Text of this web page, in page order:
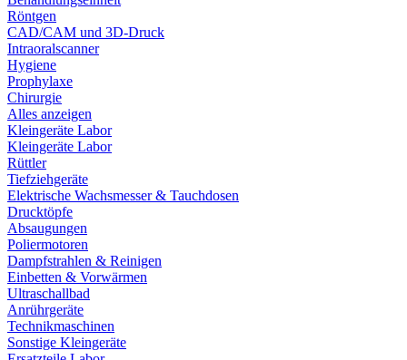
Röntgen
CAD/CAM und 3D-Druck
Intraoralscanner
Hygiene
Prophylaxe
Chirurgie
Alles anzeigen
Kleingeräte Labor
Kleingeräte Labor
Rüttler
Tiefziehgeräte
Elektrische Wachsmesser & Tauchdosen
Drucktöpfe
Absaugungen
Poliermotoren
Dampfstrahlen & Reinigen
Einbetten & Vorwärmen
Ultraschallbad
Anrührgeräte
Technikmaschinen
Sonstige Kleingeräte